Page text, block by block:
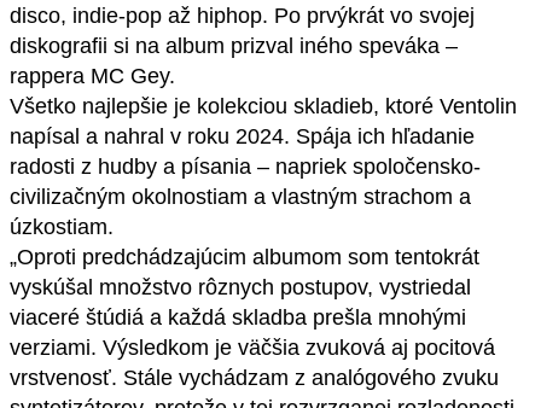
disco, indie-pop až hiphop. Po prvýkrát vo svojej
diskografii si na album prizval iného speváka –
rappera MC Gey.
Všetko najlepšie je kolekciou skladieb, ktoré Ventolin
napísal a nahral v roku 2024. Spája ich hľadanie
radosti z hudby a písania – napriek spoločensko-
civilizačným okolnostiam a vlastným strachom a
úzkostiam.
„Oproti predchádzajúcim albumom som tentokrát
vyskúšal množstvo rôznych postupov, vystriedal
viaceré štúdiá a každá skladba prešla mnohými
verziami. Výsledkom je väčšia zvuková aj pocitová
vrstvenosť. Stále vychádzam z analógového zvuku